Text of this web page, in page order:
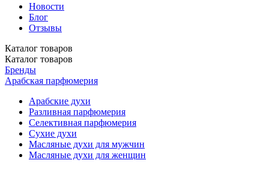
Новости
Блог
Отзывы
Каталог товаров
Каталог товаров
Бренды
Арабская парфюмерия
Арабские духи
Разливная парфюмерия
Селективная парфюмерия
Сухие духи
Масляные духи для мужчин
Масляные духи для женщин